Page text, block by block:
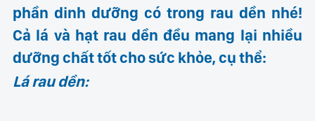
phần dinh dưỡng có trong rau dền nhé!
Cả lá và hạt rau dền đều mang lại nhiều
dưỡng chất tốt cho sức khỏe, cụ thể:
Lá rau dền: